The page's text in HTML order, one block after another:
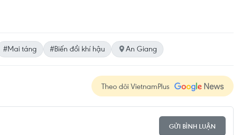
#Mai táng #Biến đổi khí hậu An Giang
Theo dõi VietnamPlus
GỬI BÌNH LUẬN